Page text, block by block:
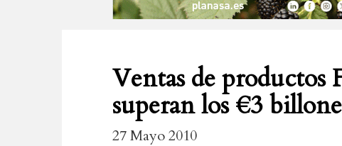
Ventas de productos
superan los €3
27 Mayo 2010